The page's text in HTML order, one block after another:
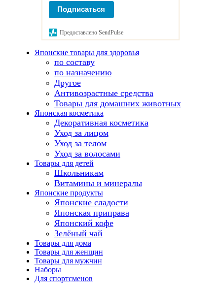
Подписаться
Предоставлено SendPulse
Японские товары для здоровья
по составу
по назначению
Другое
Антивозрастные средства
Товары для домашних животных
Японская косметика
Декоративная косметика
Уход за лицом
Уход за телом
Уход за волосами
Товары для детей
Школьникам
Витамины и минералы
Японские продукты
Японские сладости
Японская приправа
Японский кофе
Зелёный чай
Товары для дома
Товары для женщин
Товары для мужчин
Наборы
Для спортсменов